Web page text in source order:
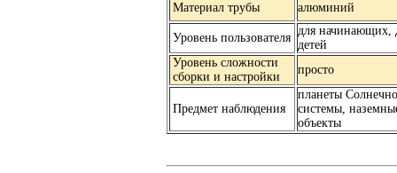
Материал трубы алюминий
Уровень пользователя
для начинающих,
детей
Уровень сложности
сборки и настройки
просто
Предмет наблюдения
планеты
системы,
объекты